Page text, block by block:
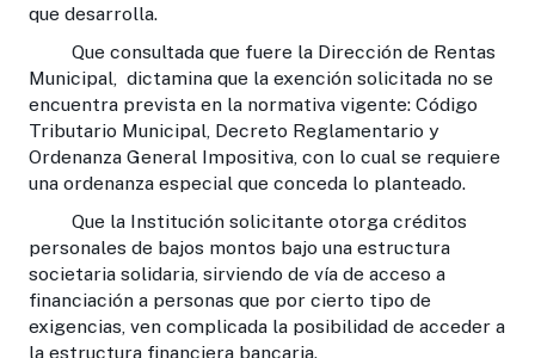
que desarrolla.
Que consultada que fuere la Dirección de Rentas
Municipal, dictamina que la exención solicitada no se
encuentra prevista en la normativa vigente: Código
Tributario Municipal, Decreto Reglamentario y
Ordenanza General Impositiva, con lo cual se requiere
una ordenanza especial que conceda lo planteado.
Que la Institución solicitante otorga créditos
personales de bajos montos bajo una estructura
societaria solidaria, sirviendo de vía de acceso a
financiación a personas que por cierto tipo de
exigencias, ven complicada la posibilidad de acceder a
la estructura financiera bancaria.